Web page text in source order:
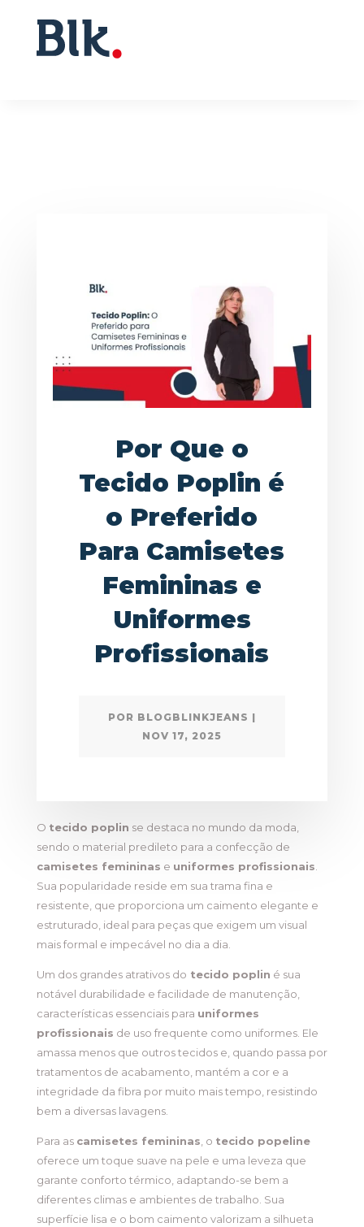
Por Que o
Tecido Poplin é
o Preferido
Para Camisetes
Femininas e
Uniformes
Profissionais
POR BLOGBLINKJEANS |
NOV 17, 2025
O tecido poplin se destaca no mundo da moda,
sendo o material predileto para a confecção de
camisetes femininas e uniformes profissionais
Sua popularidade reside em sua trama fina e
resistente, que proporciona um caimento elegante e
estruturado, ideal para peças que exigem um visual
mais formal e impecável no dia a dia.
Um dos grandes atrativos do tecido poplin é sua
notável durabilidade e facilidade de manutenção,
características essenciais para uniformes
profissionais de uso frequente como uniformes. Ele
amassa menos que outros tecidos e, quando passa por
tratamentos de acabamento, mantém a cor e a
integridade da fibra por muito mais tempo, resistindo
bem a diversas lavagens.
Para as camisetes femininas , o tecido popeline
oferece um toque suave na pele e uma leveza que
garante conforto térmico, adaptando-se bem a
diferentes climas e ambientes de trabalho. Sua
superfície lisa e o bom caimento valorizam a silhueta